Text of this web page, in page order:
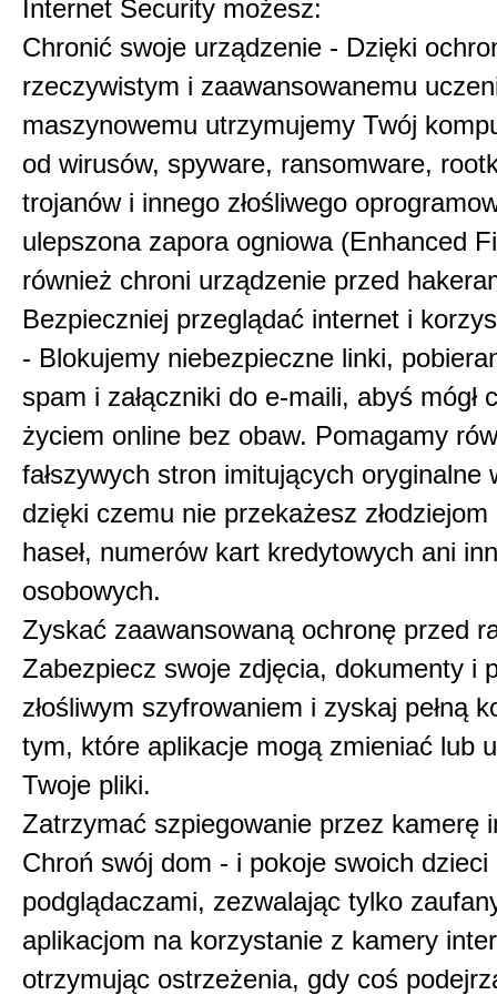
Internet Security możesz:
Chronić swoje urządzenie - Dzięki
rzeczywistym i zaawansowanemu
maszynowemu utrzymujemy Twój
od wirusów, spyware, ransomware,
trojanów i innego złośliwego
ulepszona zapora ogniowa (Enhanced
również chroni urządzenie przed
Bezpieczniej przeglądać internet i
- Blokujemy niebezpieczne linki,
spam i załączniki do e-maili, abyś mógł
życiem online bez obaw. Pomagamy
fałszywych stron imitujących oryginalne
dzięki czemu nie przekażesz złodziejom
haseł, numerów kart kredytowych ani
osobowych.
Zyskać zaawansowaną ochronę przed
Zabezpiecz swoje zdjęcia, dokumenty i
złośliwym szyfrowaniem i zyskaj pełną
tym, które aplikacje mogą zmieniać lub
Twoje pliki.
Zatrzymać szpiegowanie przez kamerę
Chroń swój dom - i pokoje swoich dzieci
podglądaczami, zezwalając tylko
aplikacjom na korzystanie z kamery
otrzymując ostrzeżenia, gdy coś